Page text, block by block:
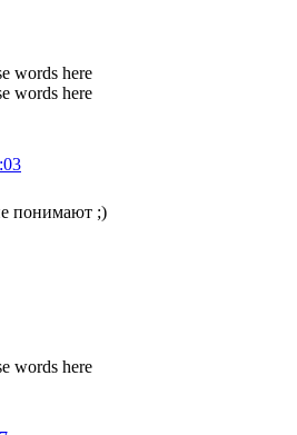
words here
words here
понимают ;)
words here